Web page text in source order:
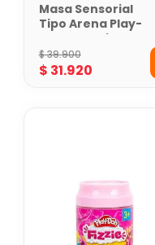
Masa Sensorial
Tipo Arena Play-
Doh Naranja
$39.900
$ 31.920